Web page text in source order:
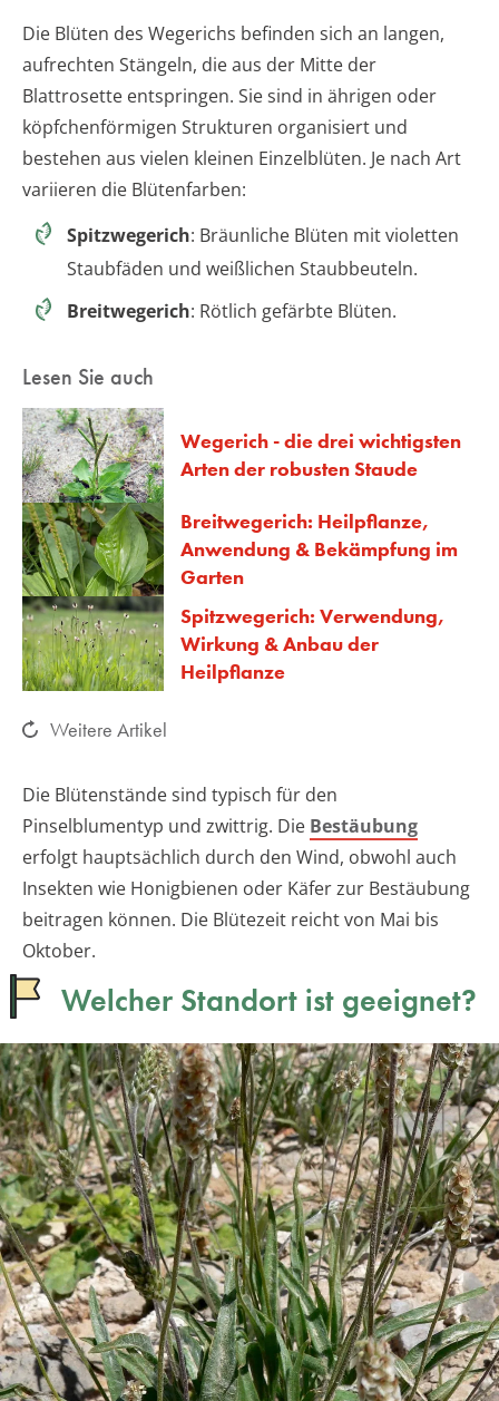
Die Blüten des Wegerichs befinden sich an langen,
aufrechten Stängeln, die aus der Mitte der
Blattrosette entspringen. Sie sind in ährigen oder
köpfchenförmigen Strukturen organisiert und
bestehen aus vielen kleinen Einzelblüten. Je nach Art
variieren die Blütenfarben:
Spitzwegerich: Bräunliche Blüten mit violetten
Staubfäden und weißlichen Staubbeuteln.
Breitwegerich: Rötlich gefärbte Blüten.
Lesen Sie auch
Wegerich - die drei wichtigsten
Arten der robusten Staude
Breitwegerich: Heilpflanze,
Anwendung & Bekämpfung im
Garten
Spitzwegerich: Verwendung,
Wirkung & Anbau der
Heilpflanze
Weitere Artikel
Die Blütenstände sind typisch für den
Pinselblumentyp und zwittrig. Die Bestäubung
erfolgt hauptsächlich durch den Wind, obwohl auch
Insekten wie Honigbienen oder Käfer zur Bestäubung
beitragen können. Die Blütezeit reicht von Mai bis
Oktober.
Welcher Standort ist geeignet?